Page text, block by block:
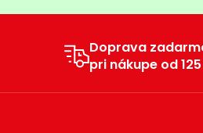
Doprava
pri nákupe od